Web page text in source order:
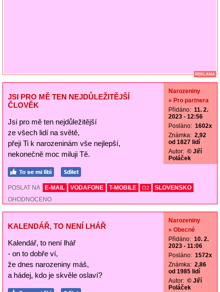
REKLAMA
JSI PRO MĚ TEN NEJDŮLEŽITĚJŠÍ
ČLOVĚK
Jsi pro mě ten nejdůležitější
ze všech lidí na světě,
přeji Ti k narozeninám vše nejlepší,
nekonečně moc miluji Tě.
Narozeniny
» Pro partnera
Přidáno: 11. 2.
2023 - 12:56
Posláno: 1602x
Známka: 2,92
od 1827 lidí
Autor: © Jiří
Poláček
POSLAT NA E-MAIL VODAFONE T-MOBILE O2
SLOVENSKO
OHODNOCENO
KALENDÁŘ, TO NENÍ LHÁŘ
Kalendář, to není lhář
- on to dobře ví,
že dnes narozeniny máš,
a hádej, kdo je skvěle oslaví?
Narozeniny
» Obecné
Přidáno: 10. 2.
2023 - 11:06
Posláno: 1572x
Známka: 2,86
od 1985 lidí
Autor: © Jiří
Poláček